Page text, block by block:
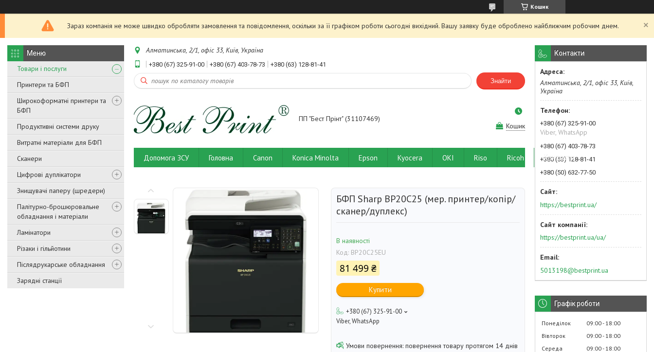
Кошик
Зараз компанія не може швидко обробляти замовлення та повідомлення, оскільки за її графіком роботи сьогодні вихідний. Вашу заявку буде оброблено найближчим робочим днем.
Товари і послуги
Принтери та БФП
Широкоформатні принтери та
БФП
Продуктивні системи друку
Витратні матеріали для БФП
Сканери
Цифрові дуплікатори
Знищувачі паперу (шредери)
Палітурно-брошюровальне
обладнання і матеріали
Ламінатори
Різаки і гільйотини
Післядрукарське обладнання
Зарядні станції
Алматинська, 2/1, офіс 33, Київ, Україна
+380 (67) 325-91-00 +380 (67) 403-78-73 +380 (63) 128-81-41
Знайти
ПП "Бест Прінт" (31107469)
Кошик
Допомога ЗСУ Головна Canon Konica Minolta Epson Kyocera OKI Riso Ricoh Контакти
БФП Sharp BP20C25 (мер. принтер/копір/
сканер/дуплекс)
В наявності
Код: BP20C25EU
81 499 ₴
Купити
+380 (67) 325-91-00
Viber, WhatsApp
повернення товару протягом 14 днів
Контакти
Алматинська, 2/1, офіс 33, Київ,
Україна
+380 (67) 325-91-00
Viber, WhatsApp
+380 (67) 403-78-73
+380 (63) 128-81-41
+380 (50) 632-77-50
https://bestprint.ua/
https://bestprint.ua/ua/
5013198@bestprint.ua
Графік роботи
Понеділок 09:00 18:00
Вівторок
09:00 18:00
Середа
09:00 18:00